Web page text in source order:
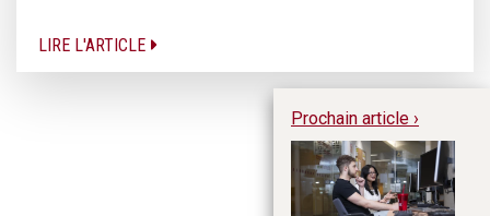
LIRE L'ARTICLE
Prochain article ›